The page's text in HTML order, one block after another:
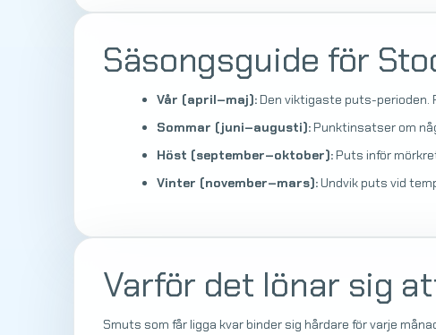
Säsongsguide för
Vår (april–maj): Den viktigaste puts-perioden.
Sommar (juni–augusti): Punktinsatser om
Höst (september–oktober): Puts inför
Vinter (november–mars): Undvik puts vid
Varför det lönar sig
Smuts som får ligga kvar binder sig hårdare för varje